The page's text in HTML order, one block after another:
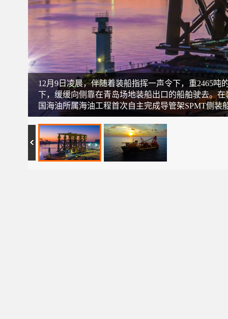
12月9日凌晨，伴随着装船指挥一声令下，重2465吨
下，缓缓向侧靠在青岛场地装船出口的船舶驶去。
国海油所属海油工程首次自主完成导管架SPMT侧装